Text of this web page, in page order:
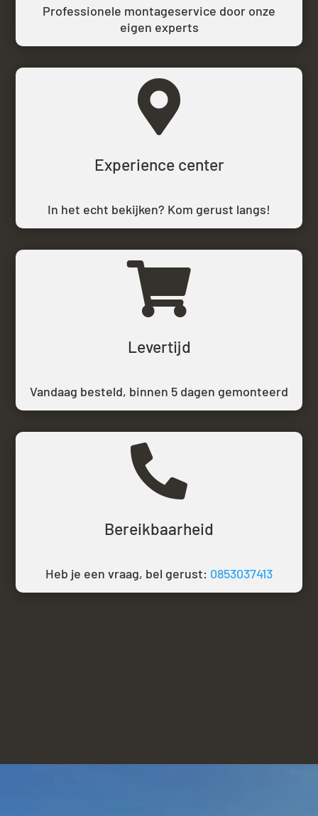
Professionele montageservice door onze
eigen experts

Experience center
In het echt bekijken? Kom gerust langs!

Levertijd
Vandaag besteld, binnen 5 dagen gemonteerd

Bereikbaarheid
Heb je een vraag, bel gerust: 0853037413